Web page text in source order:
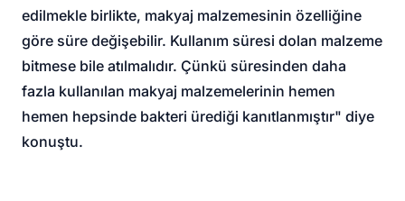
edilmekle birlikte, makyaj malzemesinin özelliğine
göre süre değişebilir. Kullanım süresi dolan malzeme
bitmese bile atılmalıdır. Çünkü süresinden daha
fazla kullanılan makyaj malzemelerinin hemen
hemen hepsinde bakteri ürediği kanıtlanmıştır" diye
konuştu.